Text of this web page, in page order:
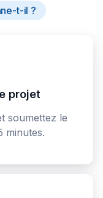
t-il ?
projet
soumettez le
minutes.